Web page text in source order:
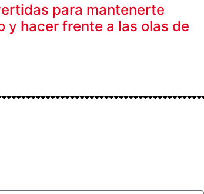
para mantenerte
y hacer frente a las olas de